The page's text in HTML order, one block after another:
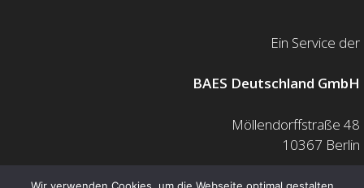
Ein Service der
BAES Deutschland GmbH
Möllendorffstraße 48
10367 Berlin